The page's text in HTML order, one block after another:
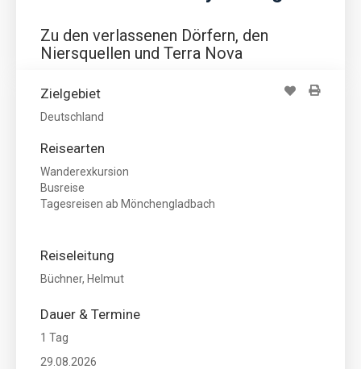
Zu den verlassenen Dörfern, den
Niersquellen und Terra Nova
Zielgebiet
Deutschland
Reisearten
Wanderexkursion
Busreise
Tagesreisen ab Mönchengladbach
Reiseleitung
Büchner, Helmut
Dauer & Termine
1 Tag
29.08.2026